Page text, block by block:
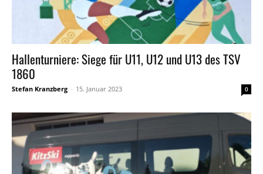
Hallenturniere: Siege für U11, U12 und U13 des TSV
1860
Stefan Kranzberg - 15. Januar 2023 0